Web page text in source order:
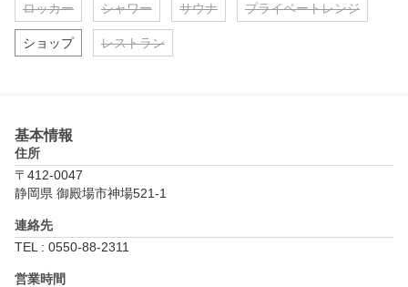
ロッカー シャワー サウナ プライベートレンジ
ショップ レストラン
基本情報
住所
〒412-0047
静岡県 御殿場市神場521-1
連絡先
TEL : 0550-88-2311
営業時間